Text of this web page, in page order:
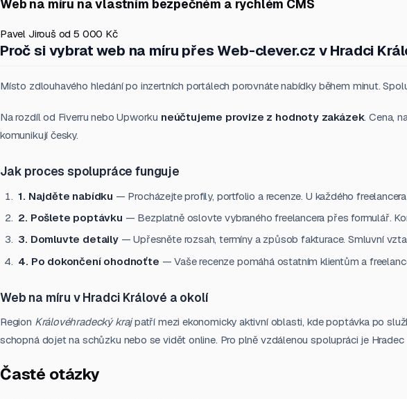
Web na míru na vlastním bezpečném a rychlém CMS
Pavel Jirouš od 5 000 Kč
Proč si vybrat web na míru přes Web-clever.cz v Hradci
Místo zdlouhavého hledání po inzertních portálech porovnáte nabídky během minut.
Na rozdíl od Fiverru nebo Upworku neúčtujeme provize z hodnoty zakázek. Cena,
komunikují česky.
Jak proces spolupráce funguje
1. Najděte nabídku — Procházejte profily, portfolio a recenze. U každého
2. Pošlete poptávku — Bezplatně oslovte vybraného freelancera přes formulář.
3. Domluvte detaily— Upřesněte rozsah, termíny a způsob fakturace. Smluvní
4. Po dokončení ohodnoťte — Vaše recenze pomáhá ostatním klientům a
Web na míru v Hradci Králové a okolí
Region Královéhradecký krajpatří mezi ekonomicky aktivní oblasti, kde poptávka po
schopná dojet na schůzku nebo se vidět online. Pro plně vzdálenou spolupráci je
Časté otázky